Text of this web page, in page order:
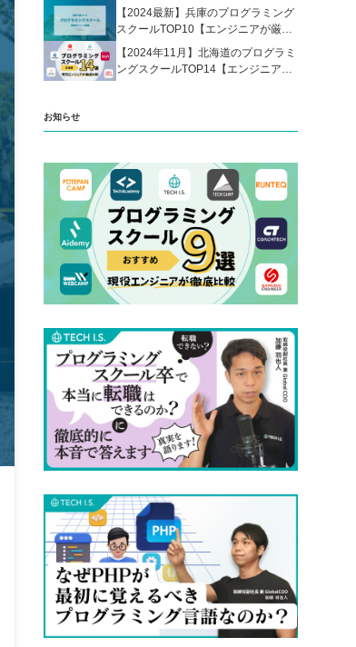
【2024最新】兵庫のプログラミング
スクールTOP10【エンジニアが厳
選】
【2024年11月】北海道のプログラミ
ングスクールTOP14【エンジニアが
お知らせ